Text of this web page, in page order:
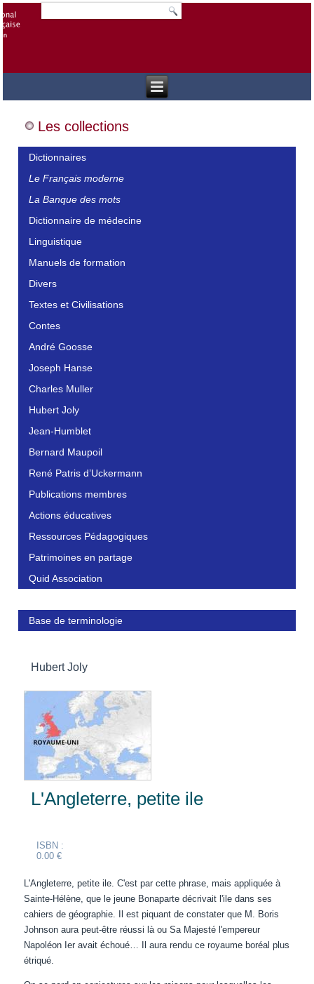
Les collections
Dictionnaires
Le Français moderne
La Banque des mots
Dictionnaire de médecine
Linguistique
Manuels de formation
Divers
Textes et Civilisations
Contes
André Goosse
Joseph Hanse
Charles Muller
Hubert Joly
Jean-Humblet
Bernard Maupoil
René Patris d’Uckermann
Publications membres
Actions éducatives
Ressources Pédagogiques
Patrimoines en partage
Quid Association
Base de terminologie
Hubert Joly
L'Angleterre, petite ile
ISBN :
0.00 €
L'Angleterre, petite ile. C'est par cette phrase, mais appliquée à
Sainte-Hélène, que le jeune Bonaparte décrivait l'ile dans ses
cahiers de géographie. Il est piquant de constater que M. Boris
Johnson aura peut-être réussi là ou Sa Majesté l'empereur
Napoléon Ier avait échoué… Il aura rendu ce royaume boréal plus
étriqué.